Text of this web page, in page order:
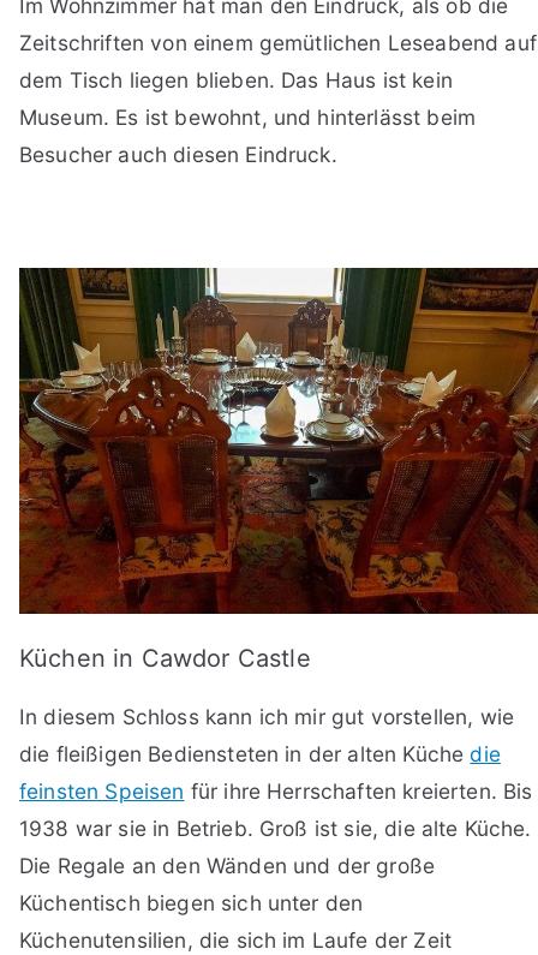
Im Wohnzimmer hat man den Eindruck, als ob die
Zeitschriften von einem gemütlichen Leseabend auf
dem Tisch liegen blieben. Das Haus ist kein
Museum. Es ist bewohnt, und hinterlässt beim
Besucher auch diesen Eindruck.
Küchen in Cawdor Castle
In diesem Schloss kann ich mir gut vorstellen, wie
die fleißigen Bediensteten in der alten Küche die
feinsten Speisen für ihre Herrschaften kreierten. Bis
1938 war sie in Betrieb. Groß ist sie, die alte Küche.
Die Regale an den Wänden und der große
Küchentisch biegen sich unter den
Küchenutensilien, die sich im Laufe der Zeit